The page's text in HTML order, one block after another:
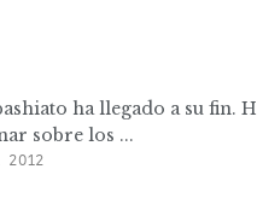
ha llegado a su fin.
sobre los ...
2012